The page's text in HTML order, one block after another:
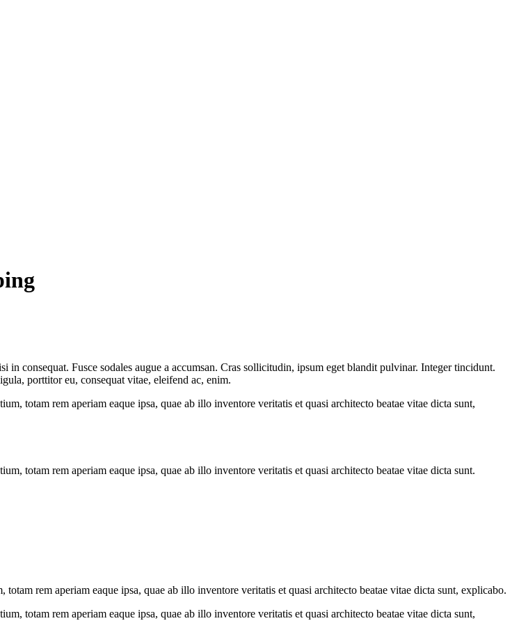
in consequat. Fusce sodales augue a accumsan. Cras sollicitudin, ipsum eget blandit pulvinar. Integer tincidunt.
porttitor eu, consequat vitae, eleifend ac, enim.
totam rem aperiam eaque ipsa, quae ab illo inventore veritatis et quasi architecto beatae vitae dicta sunt,
totam rem aperiam eaque ipsa, quae ab illo inventore veritatis et quasi architecto beatae vitae dicta sunt.
rem aperiam eaque ipsa, quae ab illo inventore veritatis et quasi architecto beatae vitae dicta sunt, explicabo.
totam rem aperiam eaque ipsa, quae ab illo inventore veritatis et quasi architecto beatae vitae dicta sunt,